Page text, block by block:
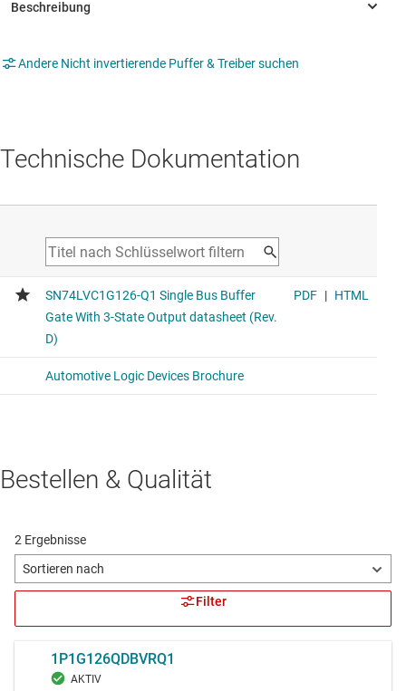
Andere Nicht invertierende Puffer & Treiber suchen
Technische Dokumentation
Bestellen & Qualität